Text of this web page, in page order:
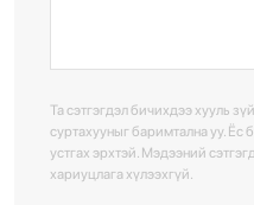
Та сэтгэгдэл бичихдээ хууль
суртахууныг баримтална уу. Ёс
устгах эрхтэй. Мэдээний
хариуцлага хүлээхгүй.